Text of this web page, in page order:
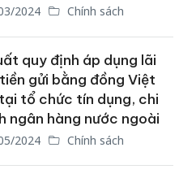
2024 Chính sách
quy định áp dụng lãi
gửi bằng đồng Việt
tổ chức tín dụng, chi
ngân hàng nước ngoài
2024 Chính sách